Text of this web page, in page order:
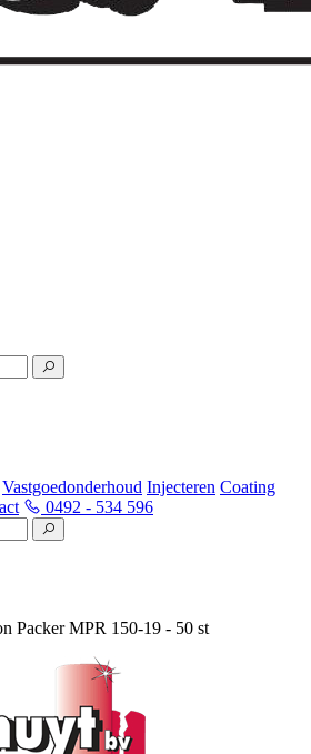
Vastgoedonderhoud Injecteren Coating
0492 - 534 596
Packer MPR 150-19 - 50 st